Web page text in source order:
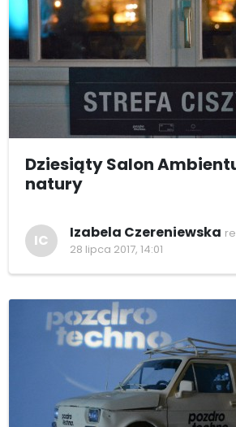
Dziesiąty Salon
natury
IC Izabela Czereniewska
28 lipca 2017, 14:01